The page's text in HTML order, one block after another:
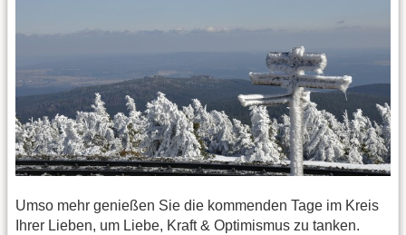
Umso mehr genießen Sie die kommenden Tage im Kreis
Ihrer Lieben, um Liebe, Kraft & Optimismus zu tanken.